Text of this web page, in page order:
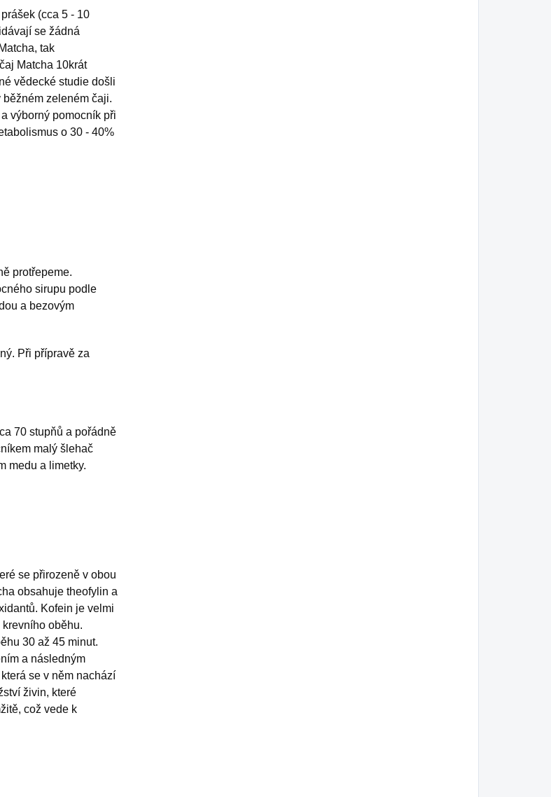
(cca 5 - 10
se žádná
tak
Matcha 10krát
vědecké studie došli
zeleném čaji.
výborný pomocník při
o 30 - 40%
protřepeme.
sirupu podle
a bezovým
Při přípravě za
70 stupňů a pořádně
malý šlehač
medu a limetky.
se přirozeně v obou
obsahuje theofylin a
Kofein je velmi
oběhu.
30 až 45 minut.
a následným
se v něm nachází
živin, které
což vede k